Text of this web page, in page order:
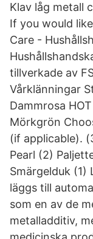
Klav låg metall
If you would
Care -
tillverkade av
Vårklänningar
Dammrosa
Mörkgrön
(if applicable).
Pearl (2)
Smärgelduk (1)
läggs till
som en av de
metalladditiv,